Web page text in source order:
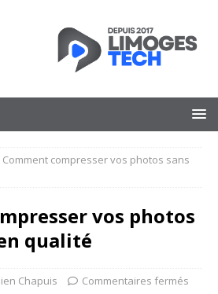
Comment compresser vos photos sans
vos photos
qualité
Chapuis Commentaires fermés